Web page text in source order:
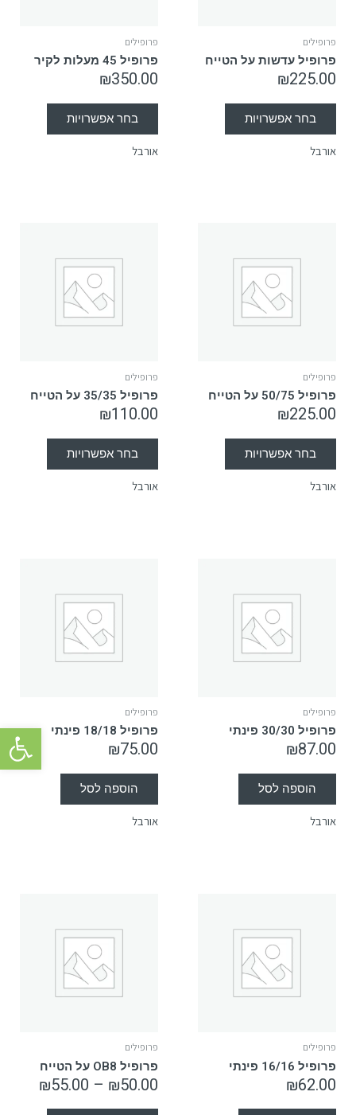
פתח
פרופילים
פרופיל עדשות על הטייח
₪225.00
בחר אפשרויות
אורבל
פרופילים
פרופיל 45 מעלות לקיר
₪350.00
בחר אפשרויות
אורבל
פרופילים
פרופיל 50/75 על הטייח
₪225.00
בחר אפשרויות
אורבל
פרופילים
פרופיל 35/35 על הטייח
₪110.00
בחר אפשרויות
אורבל
פרופילים
פרופיל 30/30 פינתי
₪87.00
הוספה לסל
אורבל
פרופילים
פרופיל 18/18 פינתי
₪75.00
הוספה לסל
אורבל
פרופילים
פרופיל 16/16 פינתי
₪62.00
פרופילים
פרופיל OB8 על הטייח
₪50.00
–
₪55.00